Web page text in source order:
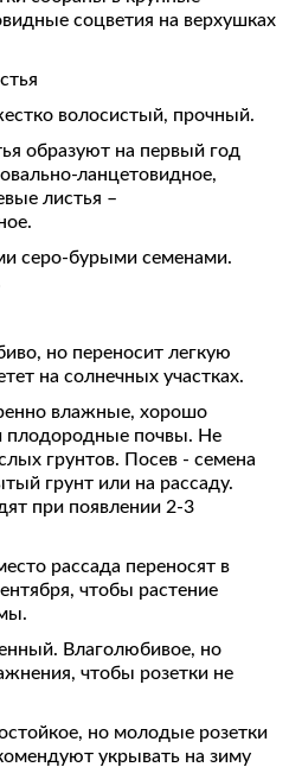
соцветия на верхушках
волосистый, прочный.
образуют на первый год
ланцетовидное,
листья –
серо-бурыми семенами.
но переносит легкую
на солнечных участках.
влажные, хорошо
плодородные почвы. Не
грунтов. Посев - семена
грунт или на рассаду.
при появлении 2-3
рассада переносят в
чтобы растение
Влаголюбивое, но
чтобы розетки не
но молодые розетки
укрывать на зиму